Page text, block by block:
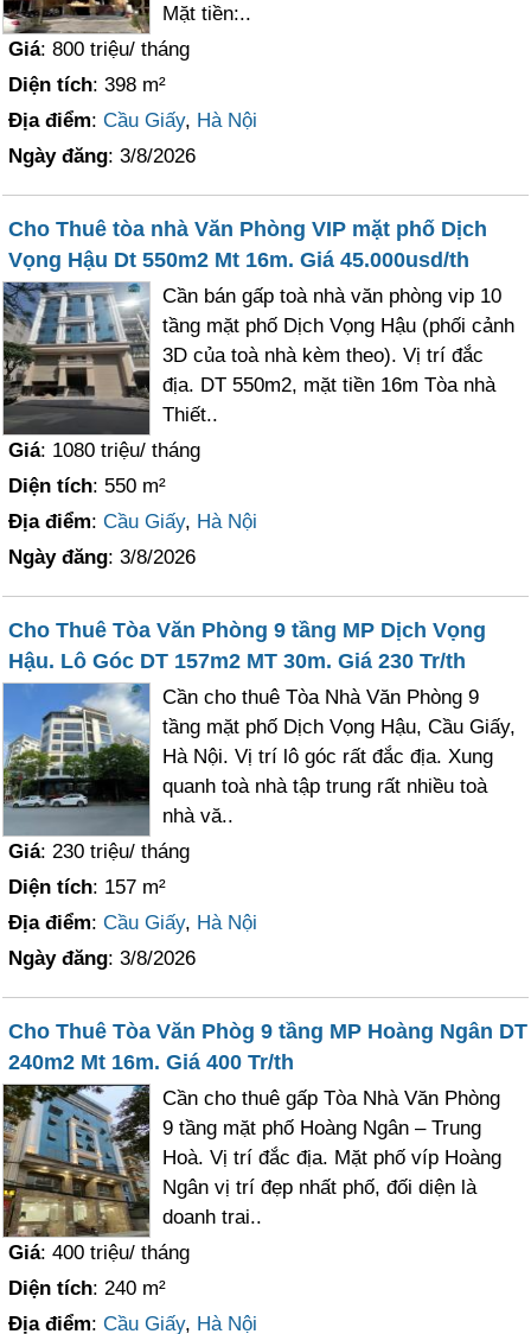
Mặt tiền:..
Giá: 800 triệu/ tháng
Diện tích: 398 m²
Địa điểm:Cầu Giấy, Hà Nội
Ngày đăng: 3/8/2026
Cho Thuê tòa nhà Văn Phòng VIP mặt phố Dịch
Vọng Hậu Dt 550m2 Mt 16m. Giá 45.000usd/th
Cần bán gấp toà nhà văn phòng vip 10
tầng mặt phố Dịch Vọng Hậu (phối cảnh
3D của toà nhà kèm theo). Vị trí đắc
địa. DT 550m2, mặt tiền 16m Tòa nhà
Thiết..
Giá: 1080 triệu/ tháng
Diện tích: 550 m²
Địa điểm:Cầu Giấy, Hà Nội
Ngày đăng: 3/8/2026
Cho Thuê Tòa Văn Phòng 9 tầng MP Dịch Vọng
Hậu. Lô Góc DT 157m2 MT 30m. Giá 230 Tr/th
Cần cho thuê Tòa Nhà Văn Phòng 9
tầng mặt phố Dịch Vọng Hậu, Cầu Giấy,
Hà Nội. Vị trí lô góc rất đắc địa. Xung
quanh toà nhà tập trung rất nhiều toà
nhà vă..
Giá: 230 triệu/ tháng
Diện tích: 157 m²
Địa điểm:Cầu Giấy, Hà Nội
Ngày đăng: 3/8/2026
Cho Thuê Tòa Văn Phòg 9 tầng MP Hoàng Ngân DT
240m2 Mt 16m. Giá 400 Tr/th
Cần cho thuê gấp Tòa Nhà Văn Phòng
9 tầng mặt phố Hoàng Ngân – Trung
Hoà. Vị trí đắc địa. Mặt phố víp Hoàng
Ngân vị trí đẹp nhất phố, đối diện là
doanh trai..
Giá: 400 triệu/ tháng
Diện tích: 240 m²
Địa điểm:Cầu Giấy, Hà Nội